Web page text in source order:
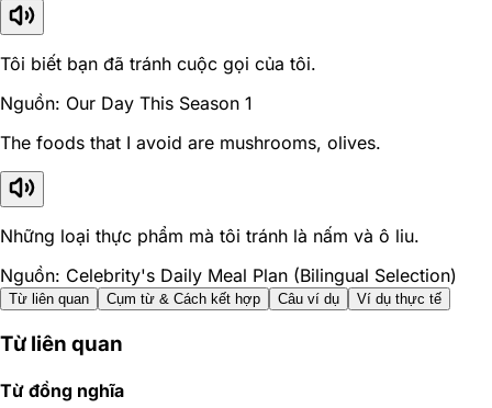
Tôi biết bạn đã tránh cuộc gọi của tôi.
Nguồn: Our Day This Season 1
The foods that I avoid are mushrooms, olives.
Những loại thực phẩm mà tôi tránh là nấm và ô liu.
Nguồn: Celebrity's Daily Meal Plan (Bilingual Selection)
Từ liên quan Cụm từ & Cách kết hợp Câu ví dụ Ví dụ thực tế
Từ liên quan
Từ đồng nghĩa